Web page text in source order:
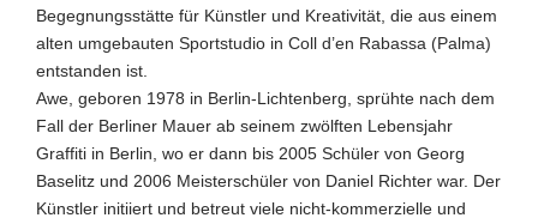
Begegnungsstätte für Künstler und Kreativität, die aus einem
alten umgebauten Sportstudio in Coll d’en Rabassa (Palma)
entstanden ist.
Awe, geboren 1978 in Berlin-Lichtenberg, sprühte nach dem
Fall der Berliner Mauer ab seinem zwölften Lebensjahr
Graffiti in Berlin, wo er dann bis 2005 Schüler von Georg
Baselitz und 2006 Meisterschüler von Daniel Richter war. Der
Künstler initiiert und betreut viele nicht-kommerzielle und